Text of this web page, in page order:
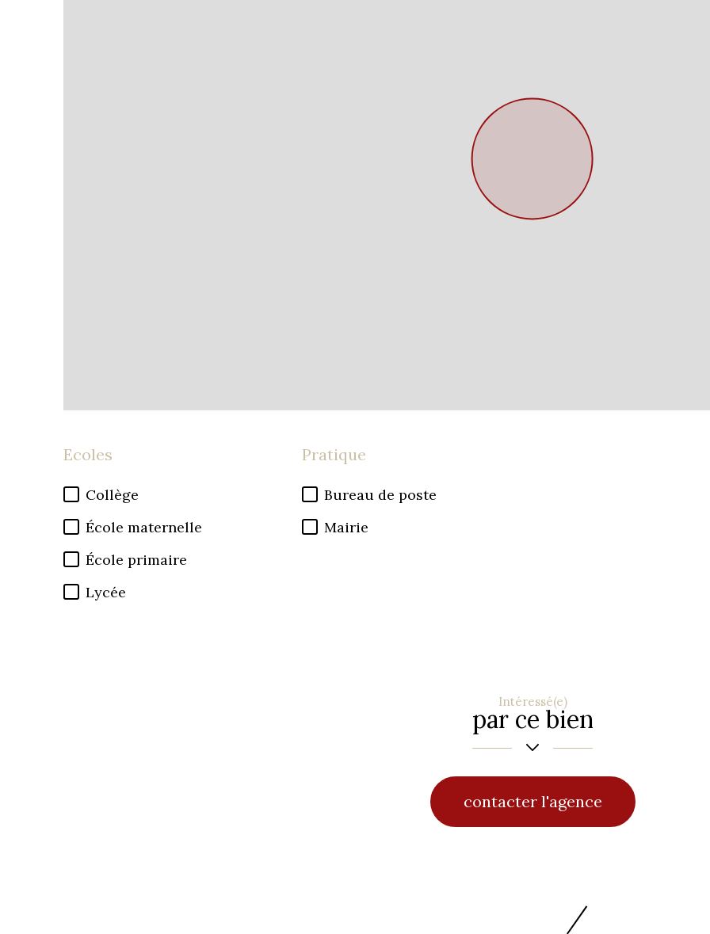
Ecoles
Collège
École maternelle
École primaire
Lycée
Pratique
Bureau de poste
Mairie
Intéressé(e)
par ce bien
contacter l'agence